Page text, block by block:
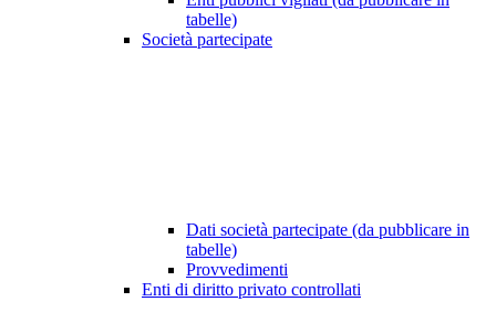
tabelle)
Società partecipate
Dati società partecipate (da pubblicare in
tabelle)
Provvedimenti
Enti di diritto privato controllati